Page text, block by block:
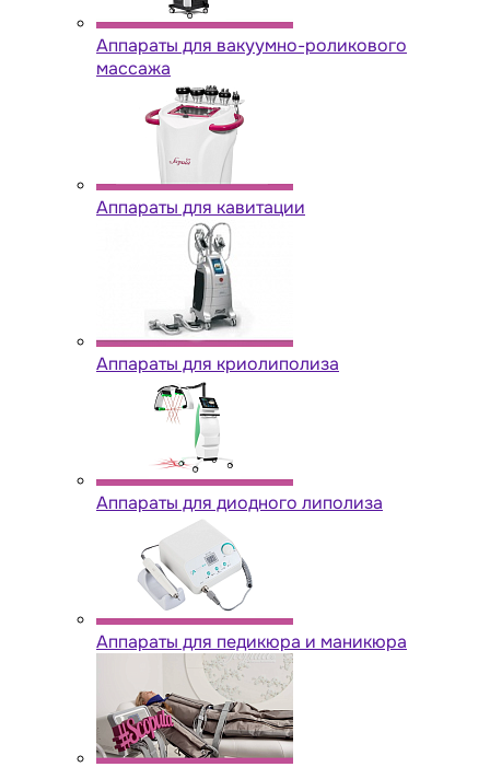
Аппараты для вакуумно-роликового
массажа
Аппараты для кавитации
Аппараты для криолиполиза
Аппараты для диодного липолиза
Аппараты для педикюра и маникюра